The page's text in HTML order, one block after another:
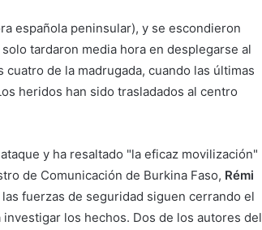
española peninsular), y se escondieron
tardaron media hora en desplegarse al
de la madrugada, cuando las últimas
heridos han sido trasladados al centro
y ha resaltado "la eficaz movilización"
de Comunicación de Burkina Faso, Rémi
fuerzas de seguridad siguen cerrando el
los hechos. Dos de los autores del